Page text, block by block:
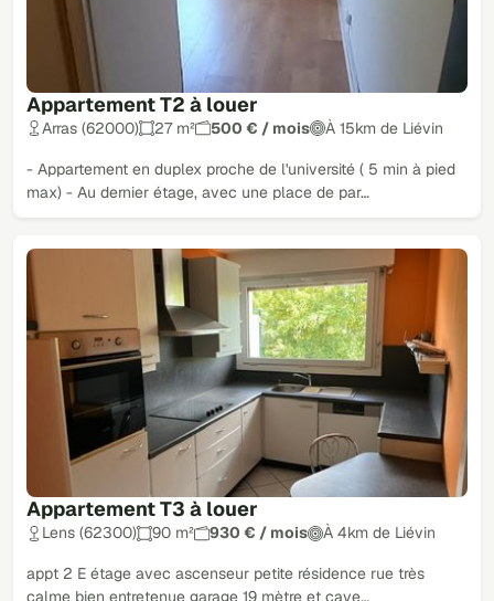
Appartement T2 à louer
Arras (62000) 27 m² 500 € / mois À 15km de Liévin
- Appartement en duplex proche de l'université ( 5 min à pied
max) - Au dernier étage, avec une place de par…
Appartement T3 à louer
Lens (62300) 90 m² 930 € / mois À 4km de Liévin
appt 2 E étage avec ascenseur petite résidence rue très
calme bien entretenue garage 19 mètre et cave…